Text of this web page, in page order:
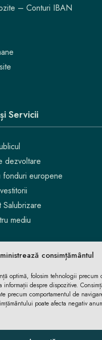
consimțământul
optimă, folosim tehnologii precum
informații despre dispozitive.
precum comportamentul de
poate afecta negativ
– Conturi IBAN
Servicii
dezvoltare
fonduri europene
Salubrizare
mediu